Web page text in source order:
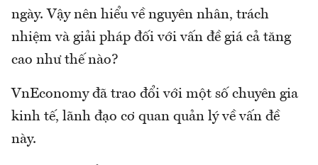
ngày. Vậy nên hiểu về nguyên nhân, trách
nhiệm và giải pháp đối với vấn đề giá cả tăng
cao như thế nào?
VnEconomy đã trao đổi với một số chuyên gia
kinh tế, lãnh đạo cơ quan quản lý về vấn đề
này.